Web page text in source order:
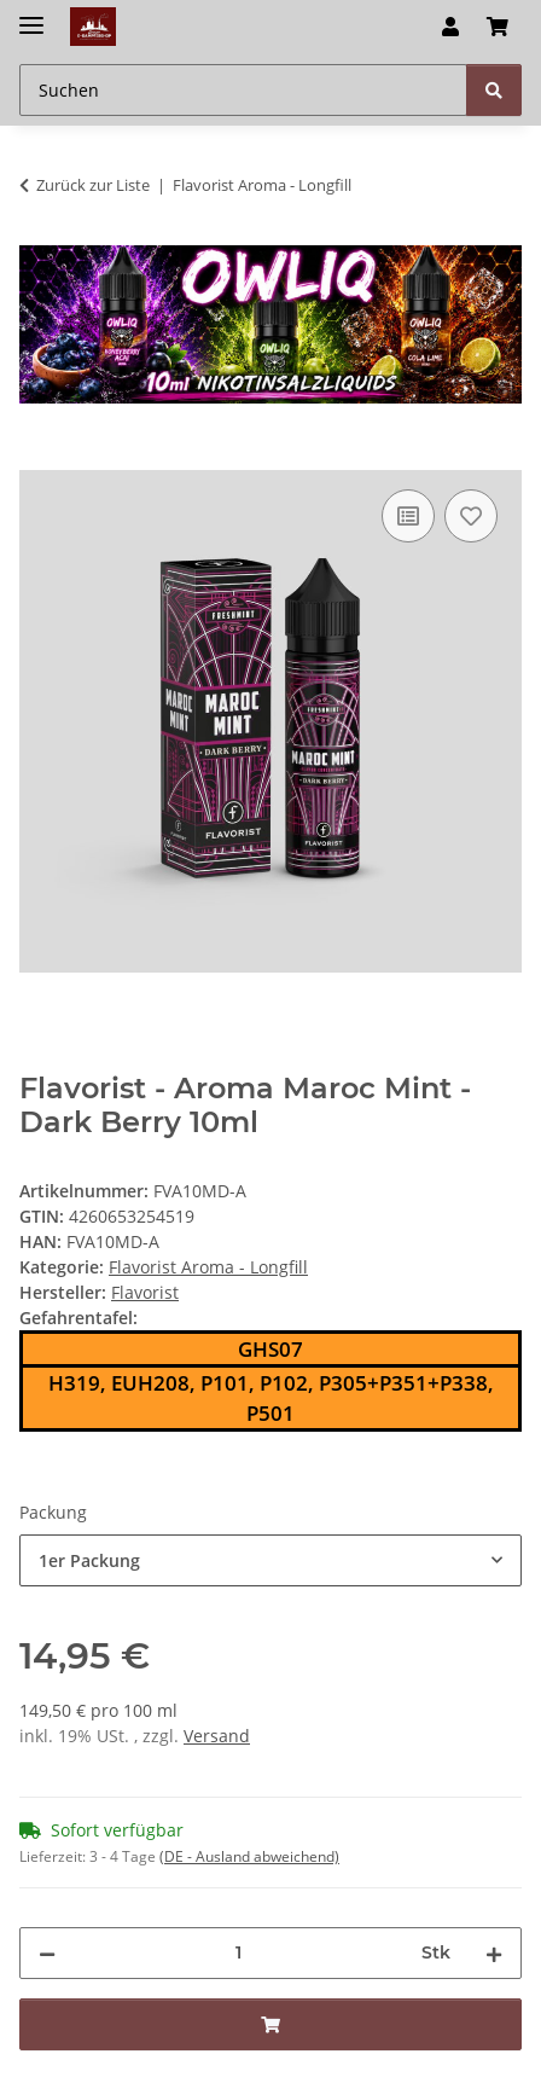
Zurück zur Liste Flavorist Aroma - Longfill
Flavorist - Aroma Maroc Mint -
Dark Berry 10ml
Artikelnummer: FVA10MD-A
GTIN: 4260653254519
HAN: FVA10MD-A
Kategorie: Flavorist Aroma - Longfill
Hersteller: Flavorist
Gefahrentafel:
GHS07
H319, EUH208, P101, P102, P305+P351+P338,
P501
Packung
1er Packung
14,95 €
149,50 € pro 100 ml
inkl. 19% USt. , zzgl. Versand
Sofort verfügbar
Lieferzeit:3 - 4 Tage (DE - Ausland abweichend)
Stk